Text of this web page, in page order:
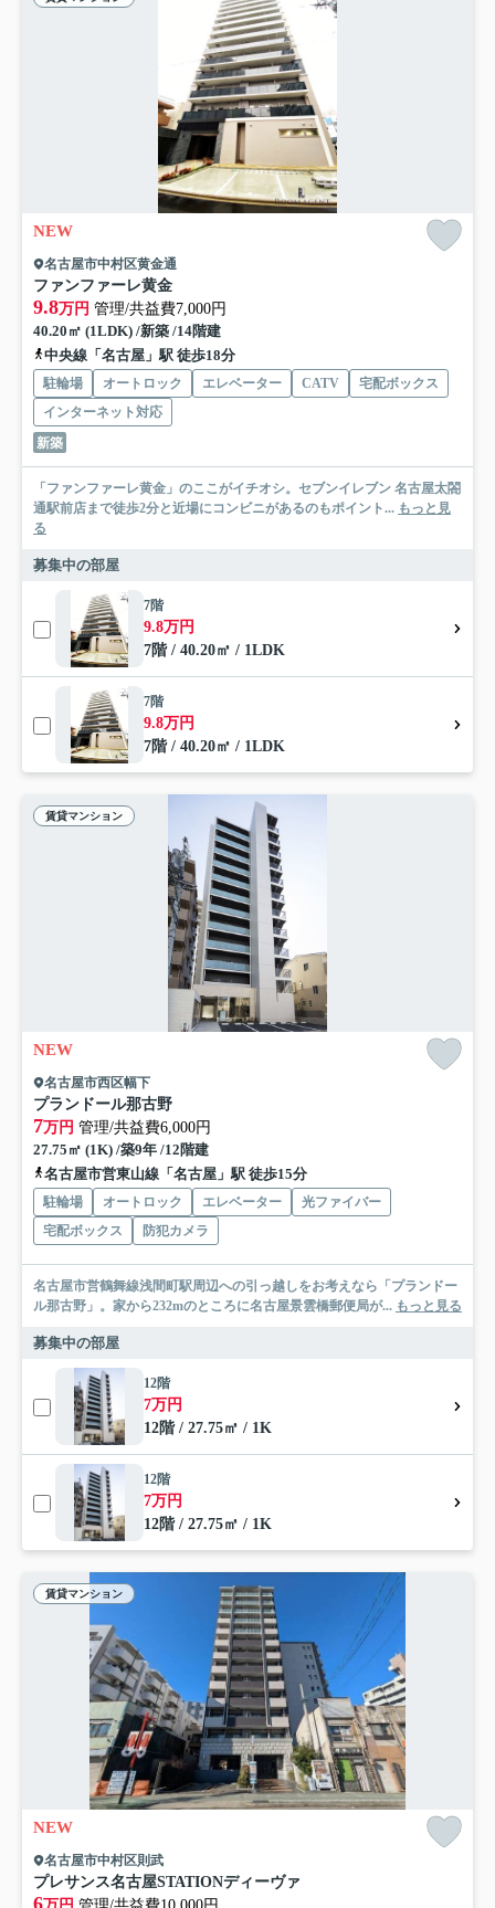
NEW
名古屋市中村区黄金通
ファンファーレ黄金
9.8万円 管理/共益費7,000円
40.20㎡ (1LDK) /新築 /14階建
中央線「名古屋」駅 徒歩18分
駐輪場 オートロック エレベーター CATV
宅配ボックス
インターネット対応
新築
「ファンファーレ黄金」のここがイチオシ。セブンイレブン 名古屋太閤
通駅前店まで徒歩2分と近場にコンビニがあるのもポイント... もっと見
る
募集中の部屋
7階
9.8万円
7階 / 40.20㎡ / 1LDK
7階
9.8万円
7階 / 40.20㎡ / 1LDK
賃貸マンション
NEW
名古屋市西区幅下
プランドール那古野
7万円 管理/共益費6,000円
27.75㎡ (1K) /築9年 /12階建
名古屋市営東山線「名古屋」駅 徒歩15分
駐輪場 オートロック エレベーター
光ファイバー
宅配ボックス
防犯カメラ
名古屋市営鶴舞線浅間町駅周辺への引っ越しをお考えなら「プランドー
ル那古野」。家から232mのところに名古屋景雲橋郵便局が... もっと見る
募集中の部屋
12階
7万円
12階 / 27.75㎡ / 1K
12階
7万円
12階 / 27.75㎡ / 1K
賃貸マンション
NEW
名古屋市中村区則武
プレサンス名古屋STATIONディーヴァ